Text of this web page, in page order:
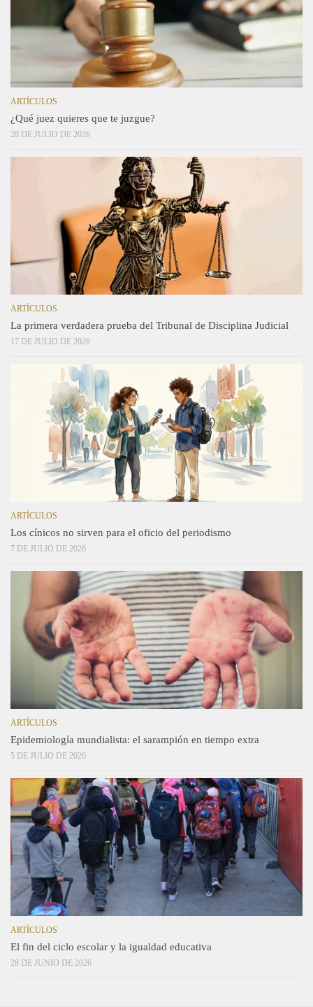
ARTÍCULOS
¿Qué juez quieres que te juzgue?
28 DE JULIO DE 2026
ARTÍCULOS
La primera verdadera prueba del Tribunal de Disciplina Judicial
17 DE JULIO DE 2026
ARTÍCULOS
Los cínicos no sirven para el oficio del periodismo
7 DE JULIO DE 2026
ARTÍCULOS
Epidemiología mundialista: el sarampión en tiempo extra
5 DE JULIO DE 2026
ARTÍCULOS
El fin del ciclo escolar y la igualdad educativa
28 DE JUNIO DE 2026